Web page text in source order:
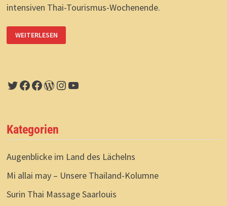
intensiven Thai-Tourismus-Wochenende.
MIT
NOON
AM
WEITERLESEN
Twitter
Facebook
Facebook
WordPress
Instagram
YouTube
Kategorien
Augenblicke im Land des Lächelns
Mi allai may – Unsere Thailand-Kolumne
Surin Thai Massage Saarlouis